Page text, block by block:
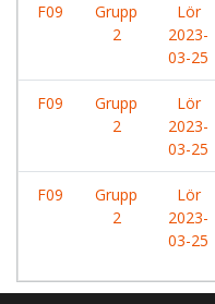
F09
Grupp
2
Lör
2023-
03-25
F09
Grupp
2
Lör
2023-
03-25
F09
Grupp
2
Lör
2023-
03-25